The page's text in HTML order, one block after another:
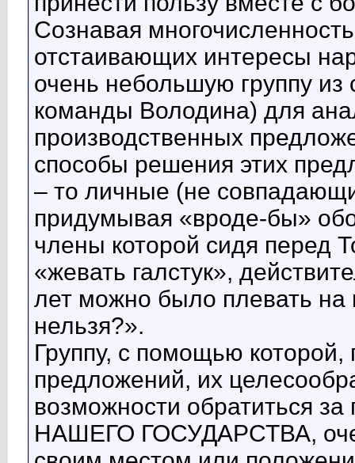
Сознавая
отстаивающих интересы
очень небольшую группу из
команды Володина) для
производственных
способы решения этих
– то личные (не
придумывая «вроде-бы»
члены которой сидя перед
«жевать галстук»,
лет можно было плевать
нельзя?».
Группу, с помощью
предложений, их
возможности обратиться
НАШЕГО ГОСУДАРСТВА,